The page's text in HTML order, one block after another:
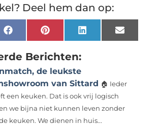
Deel hem dan op:
FacebookPinterestLinkedInEmail
Berichten:
de leukste
van Sittard 🏠 Ieder
een keuken. Dat is ook vrij logisch
we bijna niet kunnen leven zonder
keuken. We dienen in huis...